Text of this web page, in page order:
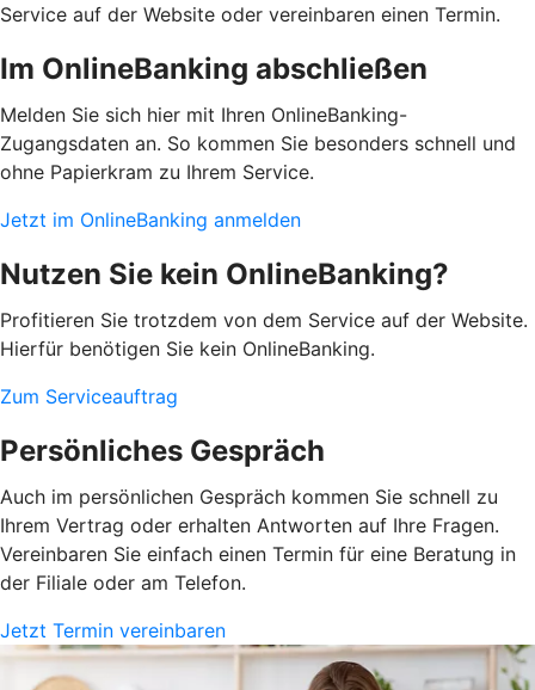
Service auf der Website oder vereinbaren einen Termin.
Im OnlineBanking abschließen
Melden Sie sich hier mit Ihren OnlineBanking-
Zugangsdaten an. So kommen Sie besonders schnell und
ohne Papierkram zu Ihrem Service.
Jetzt im OnlineBanking anmelden
Nutzen Sie kein OnlineBanking?
Profitieren Sie trotzdem von dem Service auf der Website.
Hierfür benötigen Sie kein OnlineBanking.
Zum Serviceauftrag
Persönliches Gespräch
Auch im persönlichen Gespräch kommen Sie schnell zu
Ihrem Vertrag oder erhalten Antworten auf Ihre Fragen.
Vereinbaren Sie einfach einen Termin für eine Beratung in
der Filiale oder am Telefon.
Jetzt Termin vereinbaren